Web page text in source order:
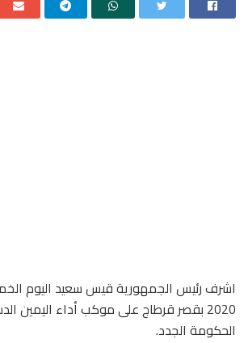
2020 بقصر قرطاج على موكب أداء اليمين
الحكومة الجدد.